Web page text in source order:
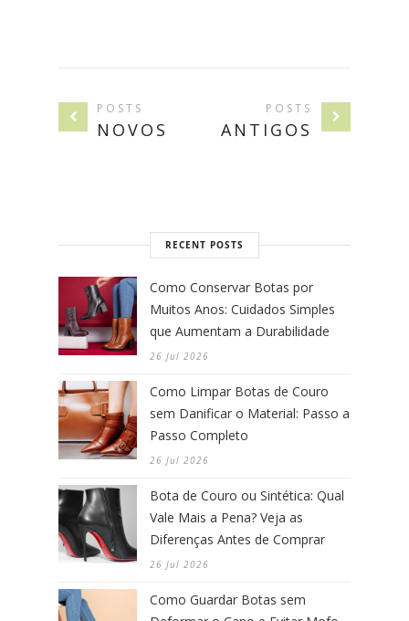
POSTS
NOVOS
POSTS
ANTIGOS
RECENT POSTS
Como Conservar Botas por
Muitos Anos: Cuidados Simples
que Aumentam a Durabilidade
26 Jul 2026
Como Limpar Botas de Couro
sem Danificar o Material: Passo a
Passo Completo
26 Jul 2026
Bota de Couro ou Sintética: Qual
Vale Mais a Pena? Veja as
Diferenças Antes de Comprar
26 Jul 2026
Como Guardar Botas sem